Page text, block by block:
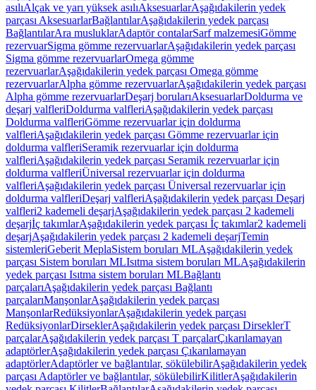
asılıAlçak ve yarı yüksek asılıAksesuarlarAşağıdakilerin yedek
parçası AksesuarlarBağlantılarAşağıdakilerin yedek parçası
BağlantılarAra musluklarAdaptör contalarSarf malzemesiGömme
rezervuarSigma gömme rezervuarlarAşağıdakilerin yedek parçası
Sigma gömme rezervuarlarOmega gömme
rezervuarlarAşağıdakilerin yedek parçası Omega gömme
rezervuarlarAlpha gömme rezervuarlarAşağıdakilerin yedek parçası
Alpha gömme rezervuarlarDeşarj borularıAksesuarlarDoldurma ve
deşarj valfleriDoldurma valfleriAşağıdakilerin yedek parçası
Doldurma valfleriGömme rezervuarlar için doldurma
valfleriAşağıdakilerin yedek parçası Gömme rezervuarlar için
doldurma valfleriSeramik rezervuarlar için doldurma
valfleriAşağıdakilerin yedek parçası Seramik rezervuarlar için
doldurma valfleriÜniversal rezervuarlar için doldurma
valfleriAşağıdakilerin yedek parçası Üniversal rezervuarlar için
doldurma valfleriDeşarj valfleriAşağıdakilerin yedek parçası Deşarj
valfleri2 kademeli deşarjAşağıdakilerin yedek parçası 2 kademeli
deşarjİç takımlarAşağıdakilerin yedek parçası İç takımlar2 kademeli
deşarjAşağıdakilerin yedek parçası 2 kademeli deşarjTemin
sistemleriGeberit MeplaSistem boruları MLAşağıdakilerin yedek
parçası Sistem boruları MLIsıtma sistem boruları MLAşağıdakilerin
yedek parçası Isıtma sistem boruları MLBağlantı
parçalarıAşağıdakilerin yedek parçası Bağlantı
parçalarıManşonlarAşağıdakilerin yedek parçası
ManşonlarRedüksiyonlarAşağıdakilerin yedek parçası
RedüksiyonlarDirseklerAşağıdakilerin yedek parçası DirseklerT
parçalarAşağıdakilerin yedek parçası T parçalarÇıkarılamayan
adaptörlerAşağıdakilerin yedek parçası Çıkarılamayan
adaptörlerAdaptörler ve bağlantılar, sökülebilirAşağıdakilerin yedek
parçası Adaptörler ve bağlantılar, sökülebilirKilitlerAşağıdakilerin